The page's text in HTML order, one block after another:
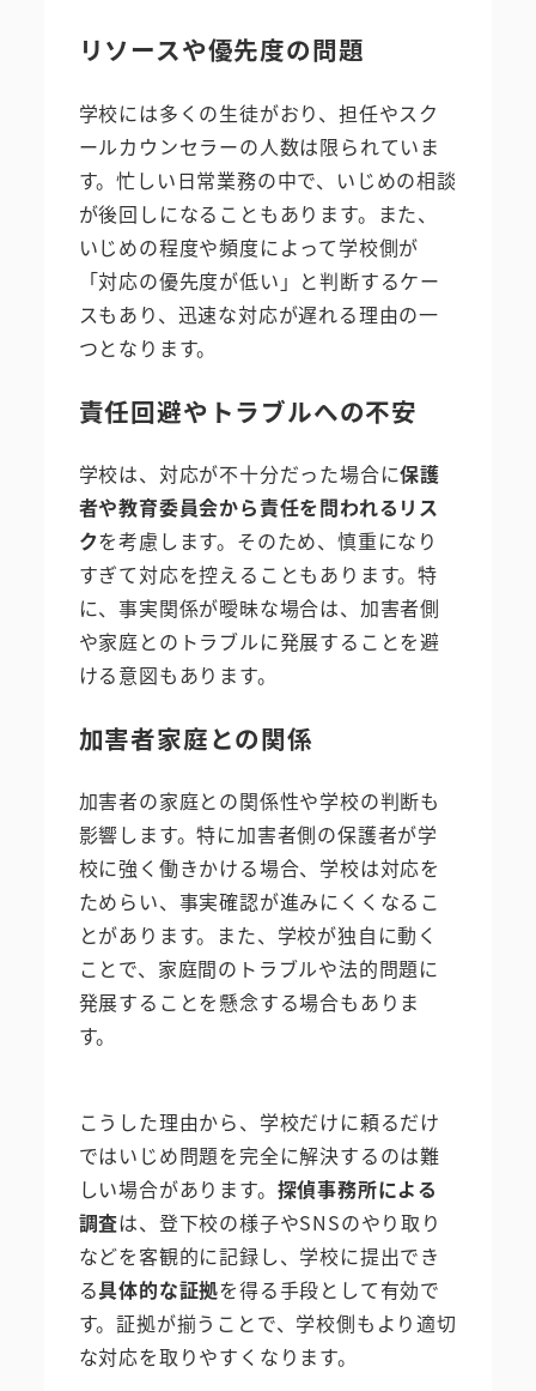
リソースや優先度の問題
学校には多くの生徒がおり、担任やスク
ールカウンセラーの人数は限られていま
す。忙しい日常業務の中で、いじめの相談
が後回しになることもあります。また、
いじめの程度や頻度によって学校側が
「対応の優先度が低い」と判断するケー
スもあり、迅速な対応が遅れる理由の一
つとなります。
責任回避やトラブルへの不安
学校は、対応が不十分だった場合に保護
者や教育委員会から責任を問われるリス
クを考慮します。そのため、慎重になり
すぎて対応を控えることもあります。特
に、事実関係が曖昧な場合は、加害者側
や家庭とのトラブルに発展することを避
ける意図もあります。
加害者家庭との関係
加害者の家庭との関係性や学校の判断も
影響します。特に加害者側の保護者が学
校に強く働きかける場合、学校は対応を
ためらい、事実確認が進みにくくなるこ
とがあります。また、学校が独自に動く
ことで、家庭間のトラブルや法的問題に
発展することを懸念する場合もありま
す。
こうした理由から、学校だけに頼るだけ
ではいじめ問題を完全に解決するのは難
しい場合があります。 探偵事務所による
調査は、登下校の様子やSNSのやり取り
などを客観的に記録し、学校に提出でき
る具体的な証拠を得る手段として有効で
す。証拠が揃うことで、学校側もより適切
な対応を取りやすくなります。